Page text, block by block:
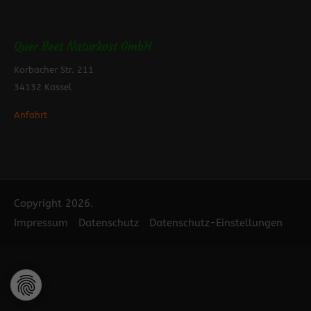
24h / 365days
Mon - Fri 8:00am - 5:00pm
San Francisco, CA 94102
Quer Beet Naturkost GmbH
Korbacher Str. 211
34132 Kassel
Anfahrt
Copyright 2026.
Impressum
Datenschutz Datenschutz-Einstellungen